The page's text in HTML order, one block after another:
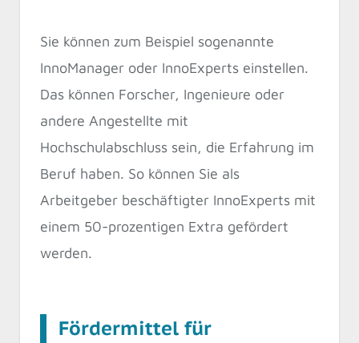
Sie können zum Beispiel sogenannte
InnoManager oder InnoExperts einstellen.
Das können Forscher, Ingenieure oder
andere Angestellte mit
Hochschulabschluss sein, die Erfahrung im
Beruf haben. So können Sie als
Arbeitgeber beschäftigter InnoExperts mit
einem 50-prozentigen Extra gefördert
werden.
Fördermittel für